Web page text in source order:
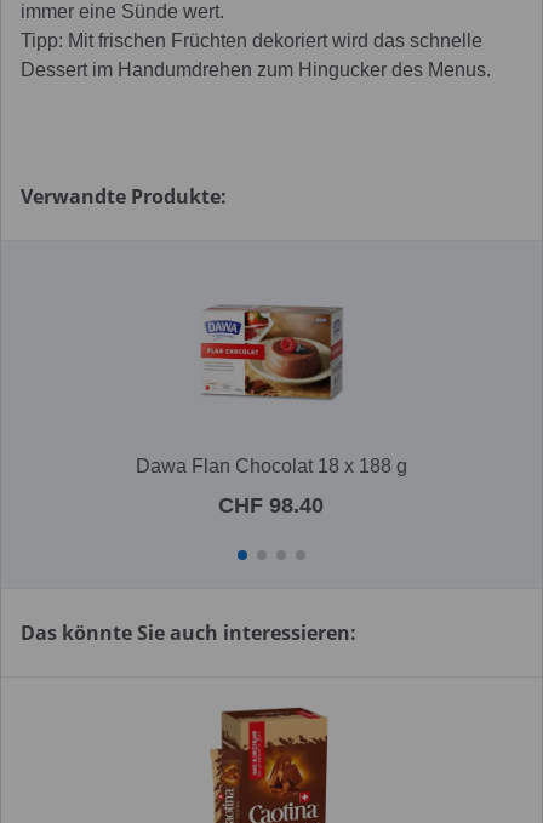
immer eine Sünde wert.
Tipp: Mit frischen Früchten dekoriert wird das schnelle
Dessert im Handumdrehen zum Hingucker des Menus.
Verwandte Produkte:
Dawa Flan Chocolat 18 x 188 g
CHF 98.40
Das könnte Sie auch interessieren: